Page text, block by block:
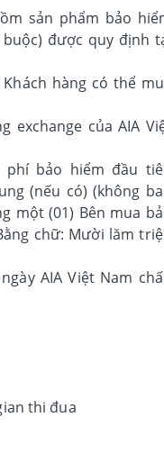
sản phẩm bảo
được quy định
hàng có thể
exchange của AIA
bảo hiểm đầu
(nếu có) (không
một (01) Bên mua
chữ: Mười lăm
AIA Việt Nam
thi đua